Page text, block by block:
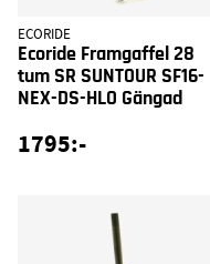
ECORIDE
Ecoride Framgaffel 28
tum SR SUNTOUR SF16-
NEX-DS-HLO Gängad
1795:-